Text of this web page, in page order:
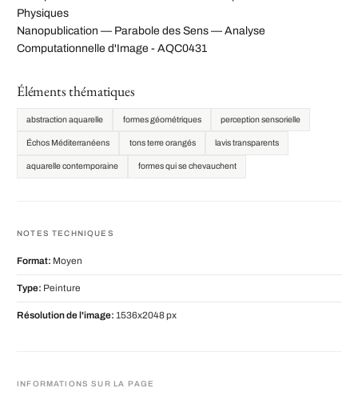
Physiques
Nanopublication — Parabole des Sens — Analyse
Computationnelle d'Image - AQC0431
Éléments thématiques
abstraction aquarelle formes géométriques perception sensorielle
Échos Méditerranéens tons terre orangés lavis transparents
aquarelle contemporaine formes qui se chevauchent
NOTES TECHNIQUES
Format: Moyen
Type: Peinture
Résolution de l'image: 1536x2048 px
INFORMATIONS SUR LA PAGE